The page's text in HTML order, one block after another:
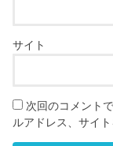
サイト
次回のコメント
ルアドレス、サイト